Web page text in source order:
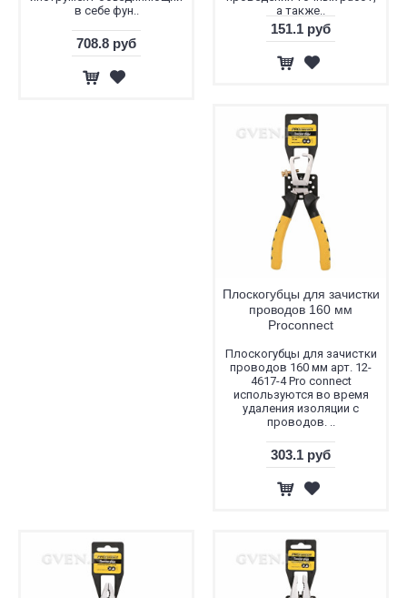
в себе фун..
708.8 руб
а также..
151.1 руб
Плоскогубцы для зачистки
проводов 160 мм
Proconnect
Плоскогубцы для зачистки
проводов 160 мм арт. 12-
4617-4 Pro connect
используются во время
удаления изоляции с
проводов. ..
303.1 руб